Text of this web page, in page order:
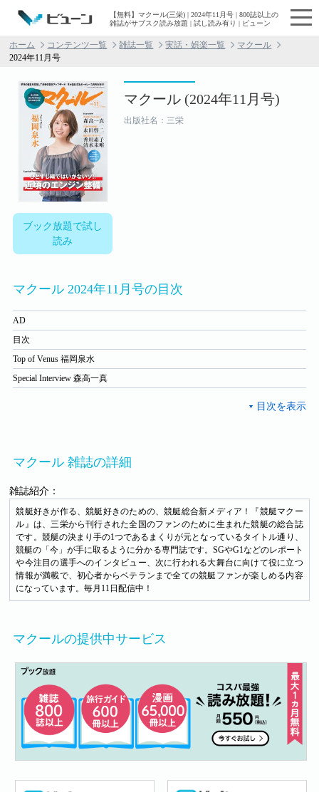
【無料】マクール(三栄) | 2024年11月号 | 800誌以上の
雑誌がサブスク読み放題 | 試し読み有り | ビューン
ホーム コンテンツ一覧 雑誌一覧 実話・娯楽一覧
マクール
2024年11月号
ブック放題で試し
読み
マクール (2024年11月号)
出版社名：三栄
マクール 2024年11月号の目次
AD
目次
Top of Venus 福岡泉水
Special Interview 森高一真
マクール 雑誌の詳細
雑誌紹介：
競艇好きが作る、競艇好きのための、競艇総合新メディア！『競艇マクー
ル』は、三栄から刊行された全国のファンのために生まれた競艇の総合誌
です。競艇の決まり手の1つであるまくりが元となっているタイトル通り、
競艇の「今」が手に取るように分かる専門誌です。SGやG1などのレポート
や今注目の選手へのインタビュー、次に行われる大舞台に向けて役に立つ
情報が満載で、初心者からベテランまで全ての競艇ファンが楽しめる内容
になっています。毎月11日配信中！
マクールの提供中サービス